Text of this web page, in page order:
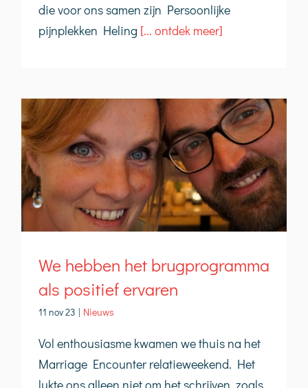
die voor ons samen zijn Persoonlijke
pijnplekken Heling [... ontdek meer]
We hebben het brugprogramma
als positief ervaren
11 nov 23 | Nieuws
Vol enthousiasme kwamen we thuis na het
Marriage Encounter relatieweekend. Het
lukte ons alleen niet om het schrijven, zoals